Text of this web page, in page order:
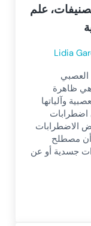
علم
Lidia
العصبي
هي ظاهرة
وآلياتها
اضطرابات
الاضطرابات
أن مصطلح
جسدية أو عن
علم الأمراض العصبية